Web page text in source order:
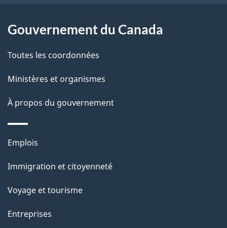
e
l
a
p
a
g
e
Gouvernement du Canada
Toutes les coordonnées
Ministères et organismes
À propos du gouvernement
Thèmes
sujets
Emplois
Immigration et citoyenneté
Voyage et tourisme
Entreprises